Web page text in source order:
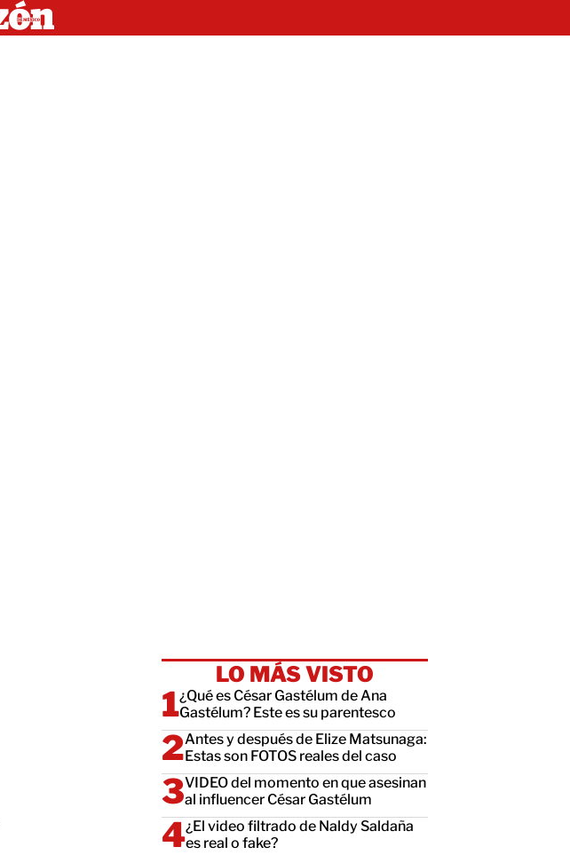
LO MÁS VISTO
¿Qué es César Gastélum de Ana
Gastélum? Este es su parentesco
Antes y después de Elize Matsunaga:
Estas son FOTOS reales del caso
VIDEO del momento en que asesinan
al influencer César Gastélum
¿El video filtrado de Naldy Saldaña
es real o fake?